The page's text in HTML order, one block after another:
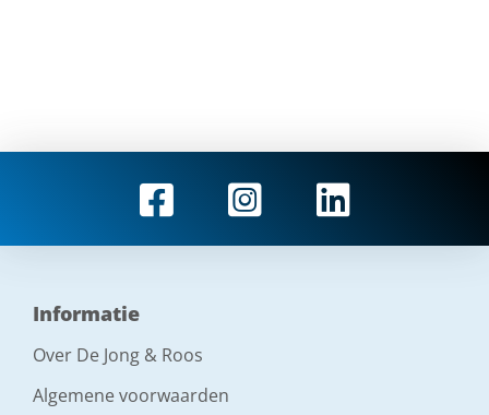
Informatie
Over De Jong & Roos
Algemene voorwaarden